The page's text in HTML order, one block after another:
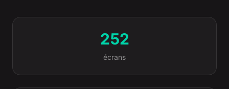
252
écrans